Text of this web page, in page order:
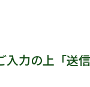
入力の上「送